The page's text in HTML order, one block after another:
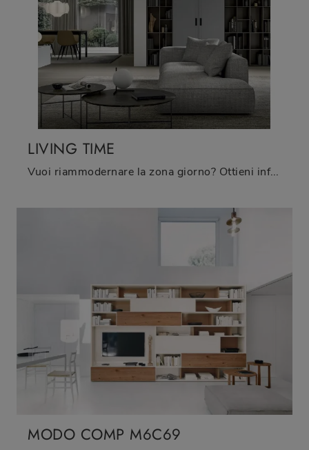
LIVING TIME
Vuoi riammodernare la zona giorno? Ottieni informazioni sulle librerie moderne a muro e arreda i tuoi spazi con il modello Living Time.
MODO COMP M6C69